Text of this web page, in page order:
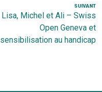
SUIVANT
Lisa, Michel et Ali – Swiss
Open Geneva et
sensibilisation au handicap